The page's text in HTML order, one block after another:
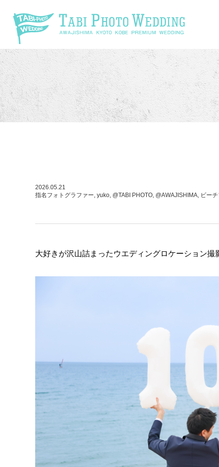
2026.05.21
指名フォトグラファー, yuko, @TABI PHOTO, @AWAJISHIMA, ビー
大好きが沢山詰まったウエディングロケーション